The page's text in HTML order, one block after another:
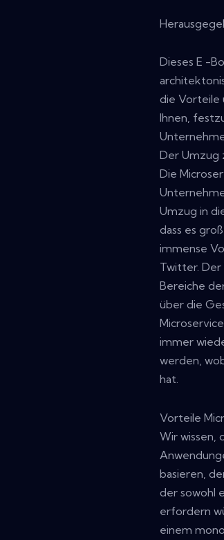
Dieses E -
die Vorteile
Ihnen,
Der Umzug
Die
Umzug in
dass es
immense
Twitter. Der
Bereiche
über die
immer
werden,
hat.
Vorteile
Wir wissen,
basieren,
der sowohl
erfordern
einem